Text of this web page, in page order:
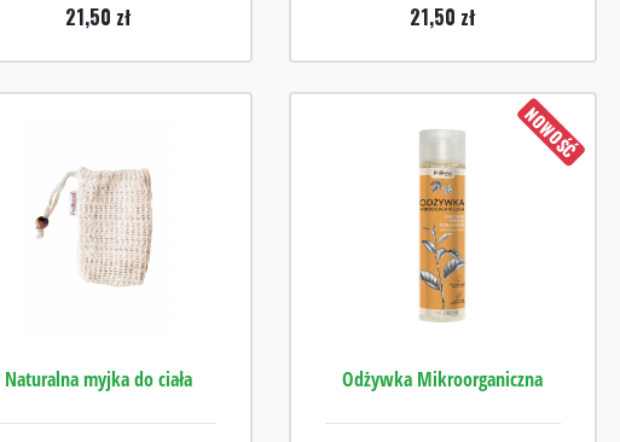
21,50 zł 21,50 zł
Naturalna myjka do ciała
NOWOŚĆ
Odżywka Mikroorganiczna